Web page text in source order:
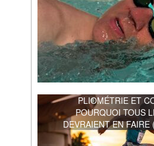
PLIOMÉTRIE ET
POURQUOI TOUS
DEVRAIENT EN FAIRE